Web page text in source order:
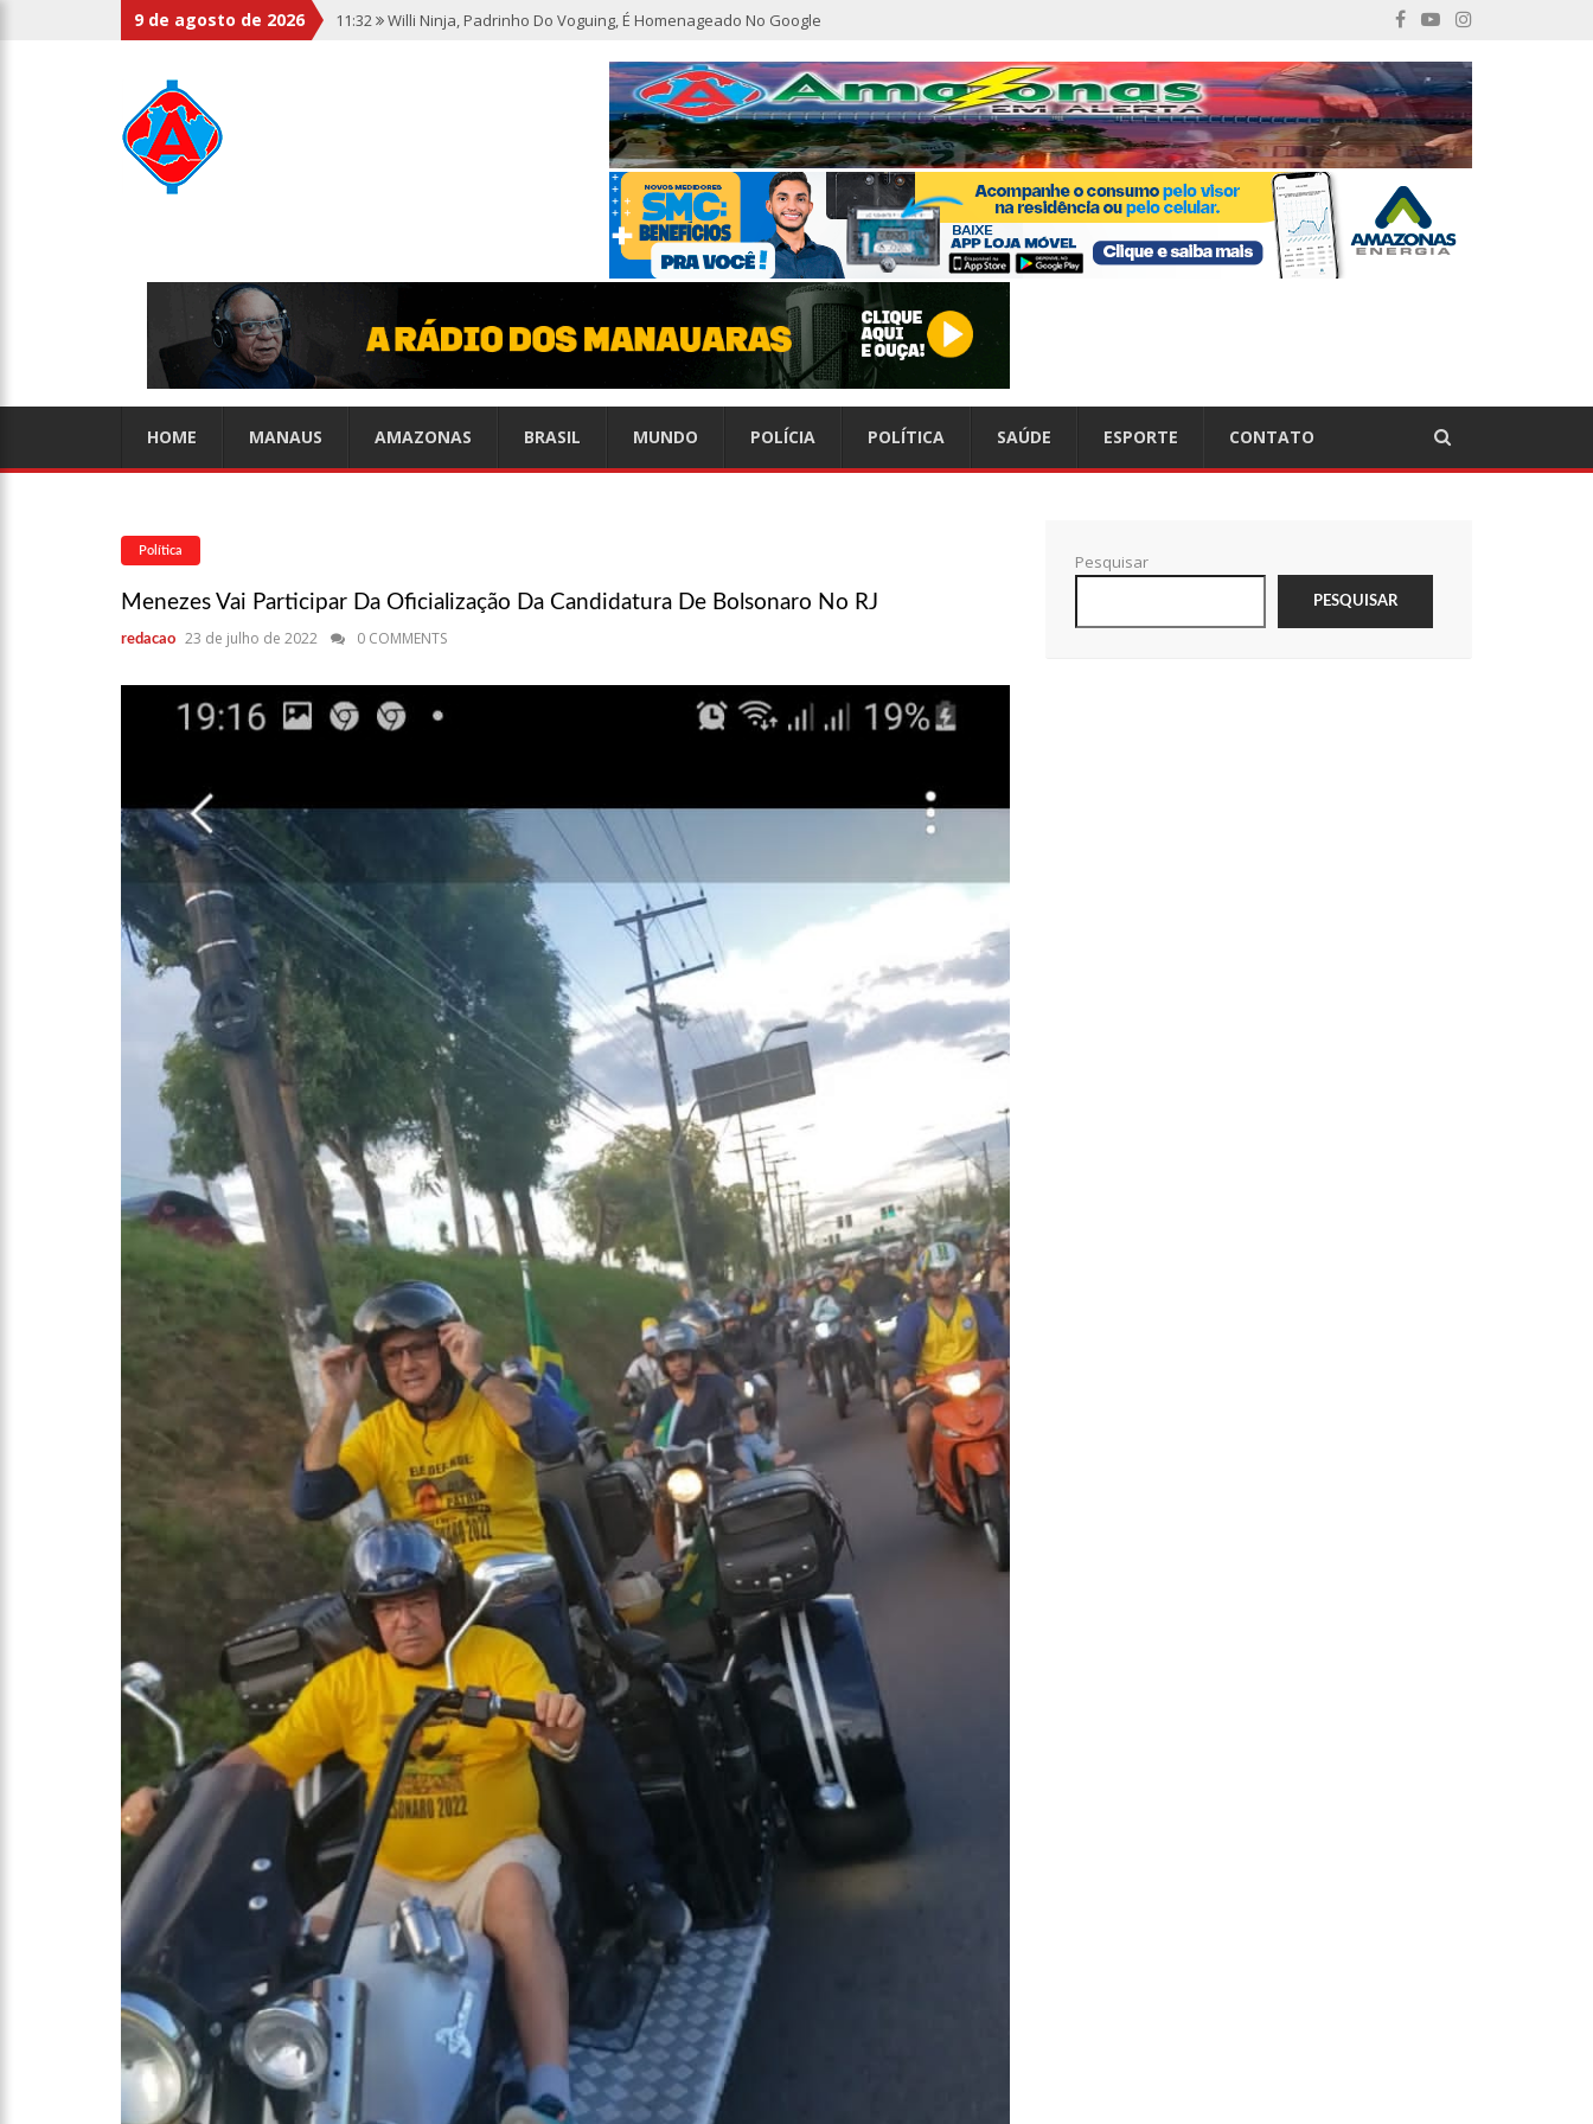
9 de agosto de 2026 11:32 Willi Ninja, Padrinho Do Voguing, É Homenageado No Google
Bolsa fecha no maior nível em sete meses após inflação recuar
Dia Nacional da Imunização alerta para baixas coberturas vacinais
Linhas telefônicas do CCC seguem inoperantes em razão de falha complexa na Oi
10:50 Quarteto é preso por furto de transformador de poste em Manaus
Dudu Camargo foi demitido do SBT após defecar no chão do camarim
Nasce primeiro bebê do mundo de útero transplantado por robôs
12:43 Jogador do Flamengo sofre golpe de R$ 4,3 milhões ao tentar comprar carro de luxo
12:37
Plano Safra Amazonas: mais de R$ 2,2 bilhões estão disponíveis para acesso ao
crédito para o biênio 23/24
12:30
Prefeitura garante serviços essenciais no feriadão de Corpus Christi
12:13 Mulher é presa após tentar arrancar órgão genital do marido em Manaus
12:08 Advogado é aprovado aos 92 anos na OAB: ‘Realização de um sonho’
11:33 PF faz operação contra falsificação de dinheiro no Rio de Janeiro
11:21 Confrontos entre facções em guerra se intensificam no Sudão
11:02
Prefeitura realiza sorteio da ordem de apresentação dos grupos no 65º Festival
Folclórico do Amazonas, nesta terça-feira (6)
10:57 Mulher que teve perna amputada após picada de aranha ainda sente cãibra no
membro perdido
10:47
Morre aos 83 anos Astrud Gilberto, a voz de ‘Garota de Ipanema’ em inglês
10:27
Prefeitura de Manaus lança ‘Pense Antes’ sobre prevenção e combate às drogas nas
escolas municipais
12:43
Um ano após morte de Dom e Bruno, indígenas pedem investigação ampla
12:37 Carro invade contramão e atinge duas pessoas em lanchonete na zona Norte
12:32 Homem leva garota de programa para hotel, é assaltado e tem prejuízo de R$ 15 mil
12:29
Mulher corre o risco de ficar cega após brigar com adolescente por namorado em
Manaus
12:26
Ministros de Lula aproveitam aviões da FAB para passar fim de semana em casa
HOME MANAUS AMAZONAS BRASIL MUNDO POLÍCIA POLÍTICA SAÚDE ESPORTE CONTATO
Política
Menezes Vai Participar Da Oficialização Da Candidatura De Bolsonaro No RJ
redacao 23 de julho de 2022 0 COMMENTS
Pesquisar
PESQUISAR